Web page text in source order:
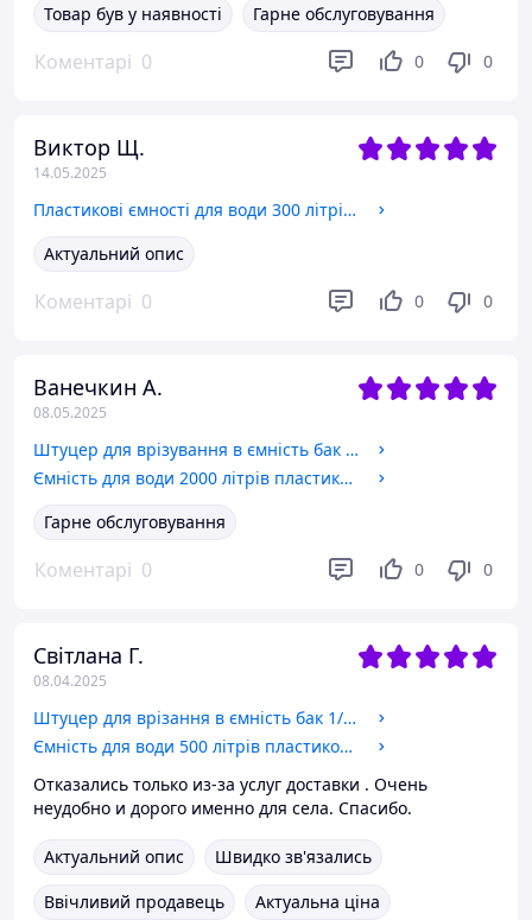
Товар був у наявності
Гарне обслуговування
Коментарі 0 0 0
Виктор Щ.
14.05.2025
Пластикові ємності для води 300 літрів квадратні двошарові. Бак для води 300 літрів. Бочки пластикові 300
Актуальний опис
Коментарі 0 0 0
Ванечкин А.
08.05.2025
Штуцер для врізування в ємність бак 1 дюйма з підтискною контргайкою пластиковий. Врізка в бак, резервуар.
Ємність для води 2000 літрів пластикова вертикальна харчова одношарова. Бак, бочка, резервуар 2000 літрів.
Гарне обслуговування
Коментарі 0 0 0
Світлана Г.
08.04.2025
Штуцер для врізання в ємність бак 1/2" дюйма з підтискною контргайкою пластиковий. Врізка для бака, резервуар.
Ємність для води 500 літрів пластикова вертикальна харчова двошарова. Бак, бочка, резервуар 500 літрів.
Отказались только из-за услуг доставки . Очень
неудобно и дорого именно для села. Спасибо.
Актуальний опис
Швидко зв'язались
Ввічливий продавець
Актуальна ціна